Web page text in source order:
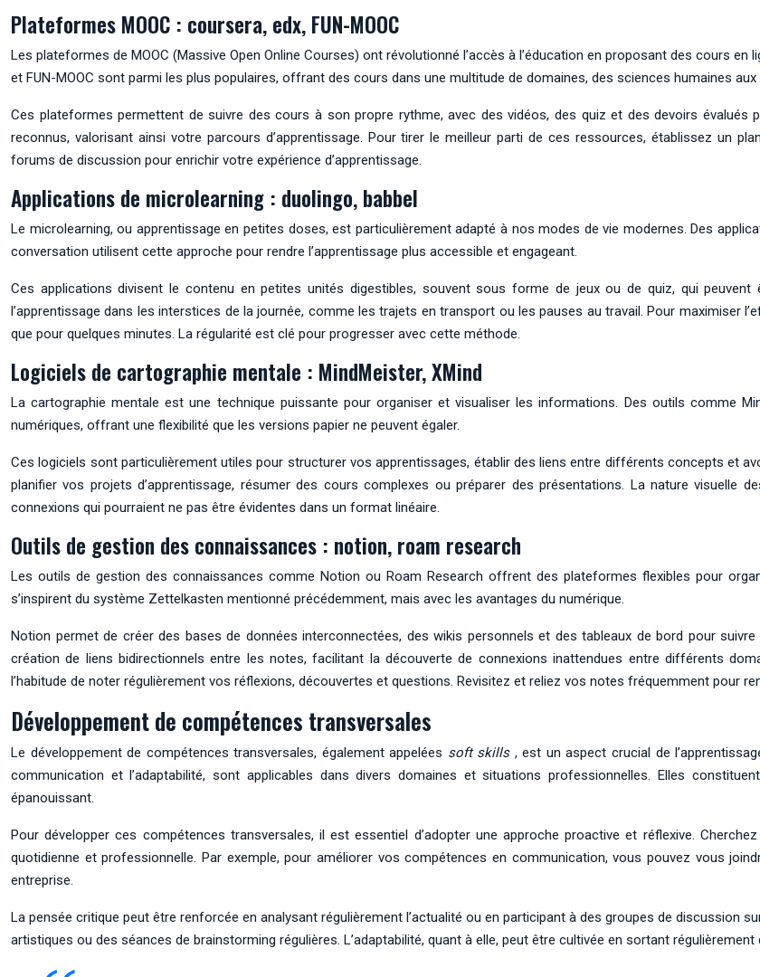
Plateformes MOOC : coursera, edx, FUN-MOOC
Les plateformes de MOOC (Massive Open Online Courses) ont révolutionné l’accès à l’éducation en proposant des cours
et FUN-MOOC sont parmi les plus populaires, offrant des cours dans une multitude de domaines, des sciences humaines
Ces plateformes permettent de suivre des cours à son propre rythme, avec des vidéos, des quiz et des devoirs évalués
reconnus, valorisant ainsi votre parcours d’apprentissage. Pour tirer le meilleur parti de ces ressources, établissez un
forums de discussion pour enrichir votre expérience d’apprentissage.
Applications de microlearning : duolingo, babbel
Le microlearning, ou apprentissage en petites doses, est particulièrement adapté à nos modes de vie modernes. Des
conversation utilisent cette approche pour rendre l’apprentissage plus accessible et engageant.
Ces applications divisent le contenu en petites unités digestibles, souvent sous forme de jeux ou de quiz, qui peuvent
l’apprentissage dans les interstices de la journée, comme les trajets en transport ou les pauses au travail. Pour maximiser
que pour quelques minutes. La régularité est clé pour progresser avec cette méthode.
Logiciels de cartographie mentale : MindMeister, XMind
La cartographie mentale est une technique puissante pour organiser et visualiser les informations. Des outils comme
numériques, offrant une flexibilité que les versions papier ne peuvent égaler.
Ces logiciels sont particulièrement utiles pour structurer vos apprentissages, établir des liens entre différents concepts et
planifier vos projets d’apprentissage, résumer des cours complexes ou préparer des présentations. La nature
connexions qui pourraient ne pas être évidentes dans un format linéaire.
Outils de gestion des connaissances : notion, roam research
Les outils de gestion des connaissances comme Notion ou Roam Research offrent des plateformes flexibles pour
s’inspirent du système Zettelkasten mentionné précédemment, mais avec les avantages du numérique.
Notion permet de créer des bases de données interconnectées, des wikis personnels et des tableaux de bord pour
création de liens bidirectionnels entre les notes, facilitant la découverte de connexions inattendues entre différents
l’habitude de noter régulièrement vos réflexions, découvertes et questions. Revisitez et reliez vos notes fréquemment pour
Développement de compétences transversales
Le développement de compétences transversales, également appelées soft skills , est un aspect crucial de
communication et l’adaptabilité, sont applicables dans divers domaines et situations professionnelles. Elles
épanouissant.
Pour développer ces compétences transversales, il est essentiel d’adopter une approche proactive et réflexive.
quotidienne et professionnelle. Par exemple, pour améliorer vos compétences en communication, vous pouvez vous
entreprise.
La pensée critique peut être renforcée en analysant régulièrement l’actualité ou en participant à des groupes de discussion
artistiques ou des séances de brainstorming régulières. L’adaptabilité, quant à elle, peut être cultivée en sortant